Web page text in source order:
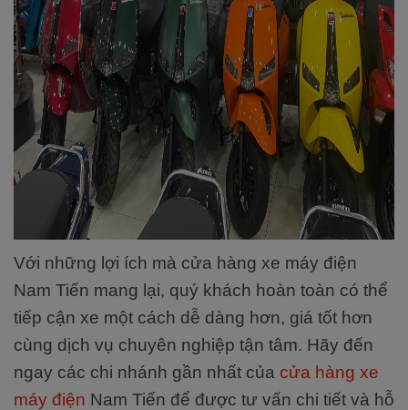
Với những lợi ích mà cửa hàng xe máy điện
Nam Tiến mang lại, quý khách hoàn toàn có thể
tiếp cận xe một cách dễ dàng hơn, giá tốt hơn
cùng dịch vụ chuyên nghiệp tận tâm. Hãy đến
ngay các chi nhánh gần nhất của cửa hàng xe
máy điện Nam Tiến để được tư vấn chi tiết và hỗ